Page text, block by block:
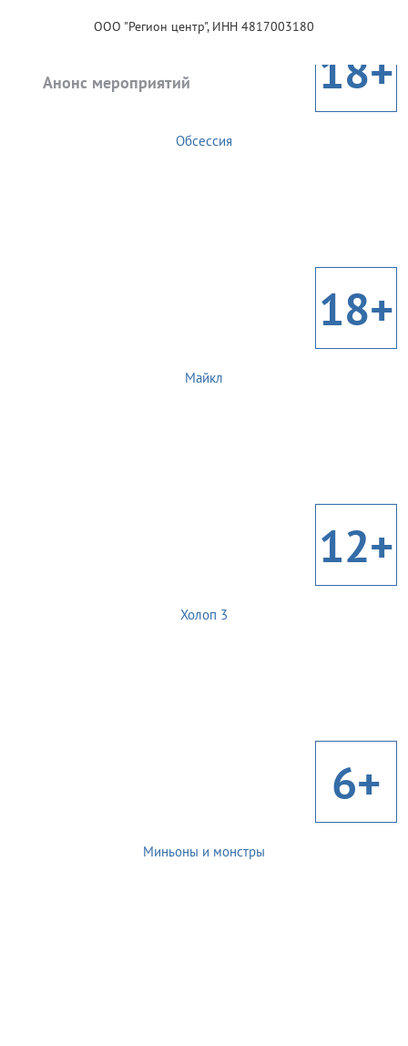
ООО "Регион центр", ИНН 4817003180
Анонс мероприятий 18+
Обсессия
18+
Майкл
12+
Холоп 3
6+
Миньоны и монстры